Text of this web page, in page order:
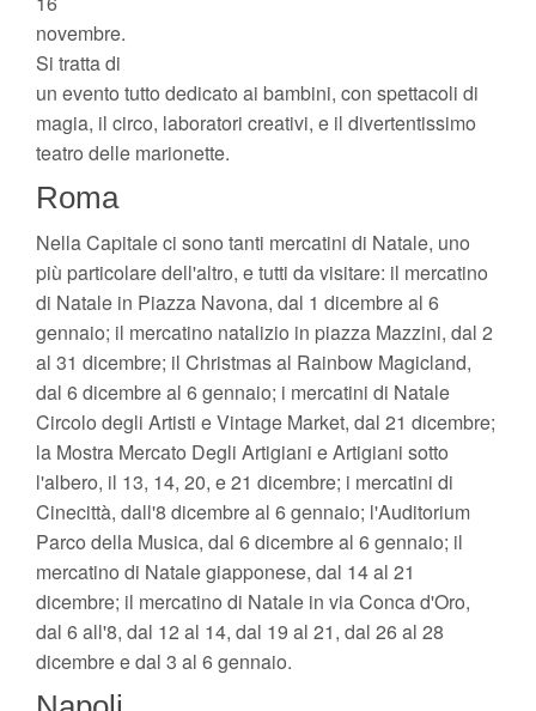
novembre.
Si tratta di
un evento tutto dedicato ai bambini, con spettacoli di
magia, il circo, laboratori creativi, e il divertentissimo
teatro delle marionette.
Roma
Nella Capitale ci sono tanti mercatini di Natale, uno
più particolare dell'altro, e tutti da visitare: il mercatino
di Natale in Piazza Navona, dal 1 dicembre al 6
gennaio; il mercatino natalizio in piazza Mazzini, dal 2
al 31 dicembre; il Christmas al Rainbow Magicland,
dal 6 dicembre al 6 gennaio; i mercatini di Natale
Circolo degli Artisti e Vintage Market, dal 21 dicembre;
la Mostra Mercato Degli Artigiani e Artigiani sotto
l'albero, il 13, 14, 20, e 21 dicembre; i mercatini di
Cinecittà, dall'8 dicembre al 6 gennaio; l'Auditorium
Parco della Musica, dal 6 dicembre al 6 gennaio; il
mercatino di Natale giapponese, dal 14 al 21
dicembre; il mercatino di Natale in via Conca d'Oro,
dal 6 all'8, dal 12 al 14, dal 19 al 21, dal 26 al 28
dicembre e dal 3 al 6 gennaio.